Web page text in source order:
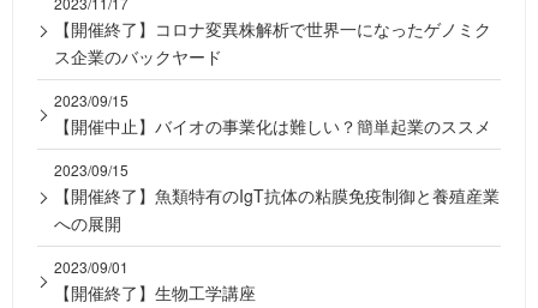
【開催終了】コロナ変異株解析で世界一になったゲノミク
ス企業のバックヤード
2023/09/15
【開催中止】バイオの事業化は難しい？簡単起業のススメ
2023/09/15
【開催終了】魚類特有のIgT抗体の粘膜免疫制御と養殖産業
への展開
2023/09/01
【開催終了】生物工学講座